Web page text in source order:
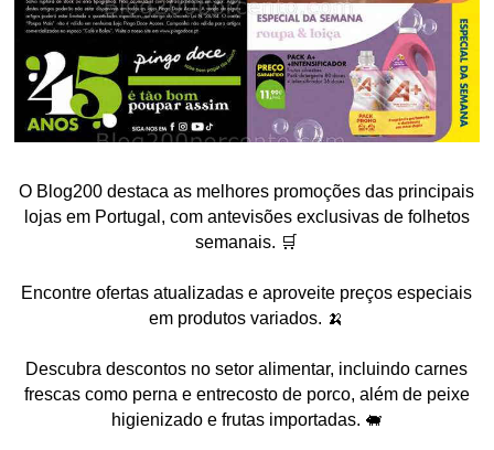
O Blog200 destaca as melhores promoções das principais
lojas em Portugal, com antevisões exclusivas de folhetos
semanais. 🛒
Encontre ofertas atualizadas e aproveite preços especiais
em produtos variados. 🍌
Descubra descontos no setor alimentar, incluindo carnes
frescas como perna e entrecosto de porco, além de peixe
higienizado e frutas importadas. 🐖